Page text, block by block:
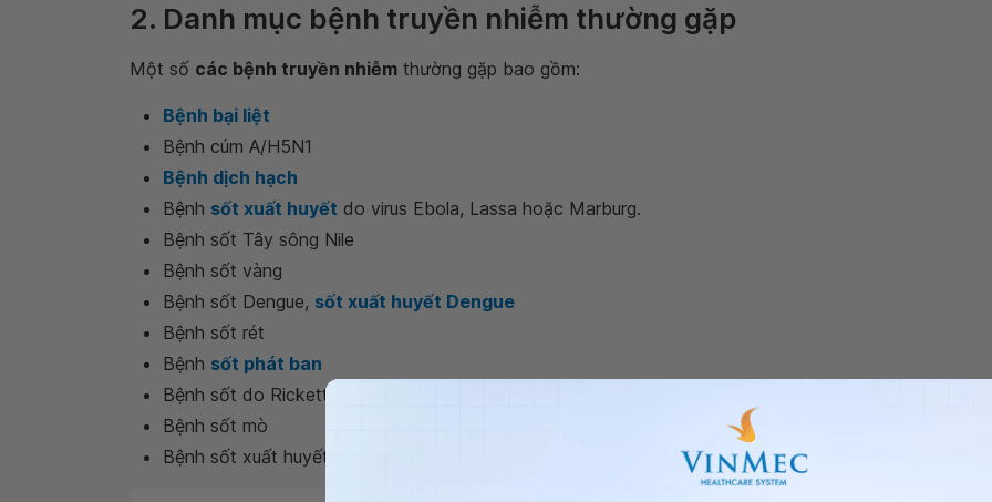
2. Danh mục bệnh truyền nhiễm thường gặp
Một số các bệnh truyền nhiễm thường gặp bao gồm:
Bệnh bại liệt
Bệnh cúm A/H5N1
Bệnh dịch hạch
Bệnh sốt xuất huyết do virus Ebola, Lassa hoặc Marburg.
Bệnh sốt Tây sông Nile
Bệnh sốt vàng
Bệnh sốt Dengue, sốt xuất huyết Dengue
Bệnh sốt rét
Bệnh sốt phát ban
Bệnh sốt do Rickettsia
Bệnh sốt mò
Bệnh sốt xuất huyết do vi rút Hanta